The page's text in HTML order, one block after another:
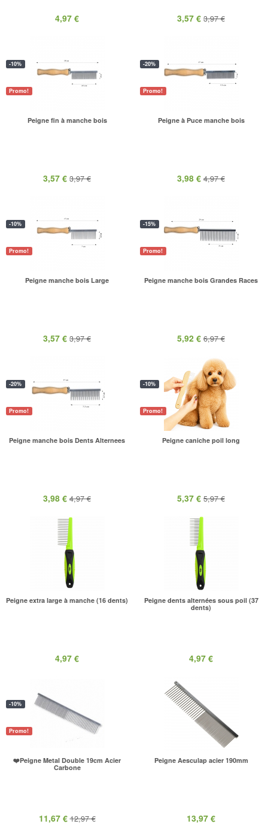
4,97 € 3,57 € 3,97 €
Promo!
Peigne fin à manche bois
3,57 € 3,97 €
-10%
Promo!
Peigne à Puce manche bois
3,98 € 4,97 €
-20%
Promo!
Peigne manche bois Large
3,57 € 3,97 €
-10%
Promo!
Peigne manche bois Grandes Races
5,92 € 6,97 €
-15%
Promo!
Peigne manche bois Dents Alternees
3,98 € 4,97 €
-20%
Promo!
Peigne caniche poil long
5,37 € 5,97 €
-10%
Peigne extra large à manche (16 dents)
4,97 €
Peigne dents alternées sous poil (37
dents)
4,97 €
Promo!
❤️Peigne Metal Double 19cm Acier
Carbone
11,67 €12,97 €
-10%
Peigne Aesculap acier 190mm
13,97 €